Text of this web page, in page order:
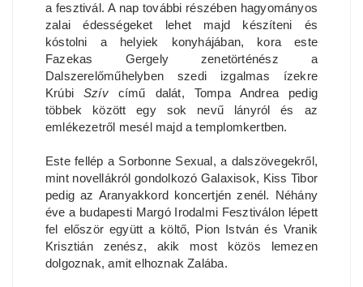
a fesztivál. A nap további részében hagyományos
zalai édességeket lehet majd készíteni és
kóstolni a helyiek konyhájában, kora este
Fazekas Gergely zenetörténész a
Dalszerelőműhelyben szedi izgalmas ízekre
Krúbi Szívcímű dalát, Tompa Andrea pedig
többek között egy sok nevű lányról és az
emlékezetről mesél majd a templomkertben.
Este fellép a Sorbonne Sexual, a dalszövegekről,
mint novellákról gondolkozó Galaxisok, Kiss Tibor
pedig az Aranyakkord koncertjén zenél. Néhány
éve a budapesti Margó Irodalmi Fesztiválon lépett
fel először együtt a költő, Pion István és Vranik
Krisztián zenész, akik most közös lemezen
dolgoznak, amit elhoznak Zalába.